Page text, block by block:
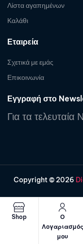
Shop
Ο
Λογαριασμός
μου
Λίστα αγαπημένων
Καλάθι
Εταιρεία
Σχετικά με εμάς
Επικοινωνία
Εγγραφή στο
Για τα
Copyright © 2026